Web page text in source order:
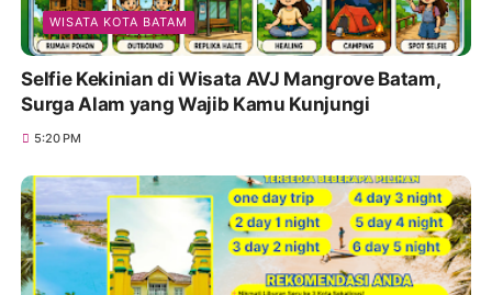
WISATA KOTA BATAM
Selfie Kekinian di Wisata AVJ Mangrove Batam,
Surga Alam yang Wajib Kamu Kunjungi
5:20 PM